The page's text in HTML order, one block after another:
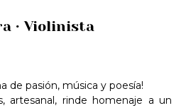
· Violinista
de pasión, música y poesía!
artesanal, rinde homenaje a un